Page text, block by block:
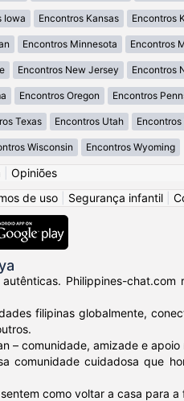
Iowa Encontros Kansas Encontros
Encontros Minnesota Encontros
Encontros New Jersey Encontros
Encontros Oregon Encontros
Texas Encontros Utah Encontros
Wisconsin Encontros Wyoming
Opiniões
de uso Segurança infantil
Philippines-chat.com
filipinas globalmente,
– comunidade, amizade e apoio
comunidade cuidadosa que
como voltar a casa para a